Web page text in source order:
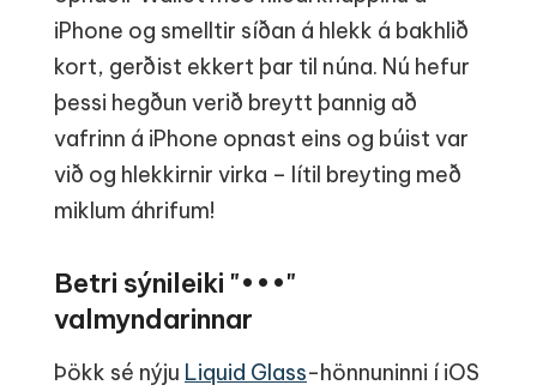
iPhone og smelltir síðan á hlekk á bakhlið
kort, gerðist ekkert þar til núna. Nú hefur
þessi hegðun verið breytt þannig að
vafrinn á iPhone opnast eins og búist var
við og hlekkirnir virka – lítil breyting með
miklum áhrifum!
Betri sýnileiki "•••"
valmyndarinnar
Þökk sé nýju Liquid Glass-hönnuninni í iOS